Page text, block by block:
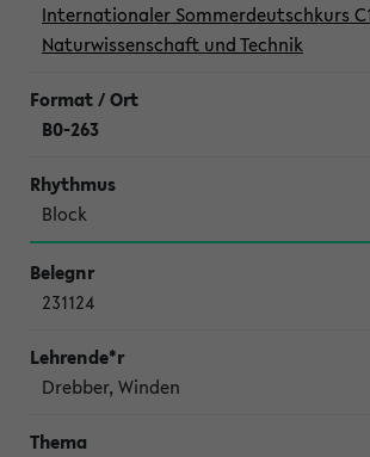
Internationaler Sommerdeutschkurs
Naturwissenschaft und Technik
B0-263
Block
231124
Drebber, Winden